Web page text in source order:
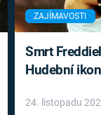
ZAJÍMAVOSTI
Smrt
Hudební
léky
24. listopadu